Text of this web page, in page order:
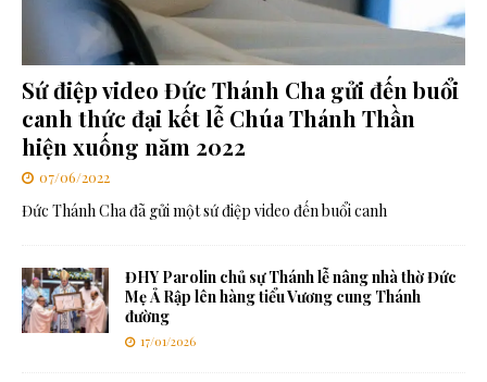
Sứ điệp video Đức Thánh Cha gửi đến buổi
canh thức đại kết lễ Chúa Thánh Thần
hiện xuống năm 2022
07/06/2022
Đức Thánh Cha đã gửi một sứ điệp video đến buổi canh
ĐHY Parolin chủ sự Thánh lễ nâng nhà thờ Đức
Mẹ Ả Rập lên hàng tiểu Vương cung Thánh
đường
17/01/2026